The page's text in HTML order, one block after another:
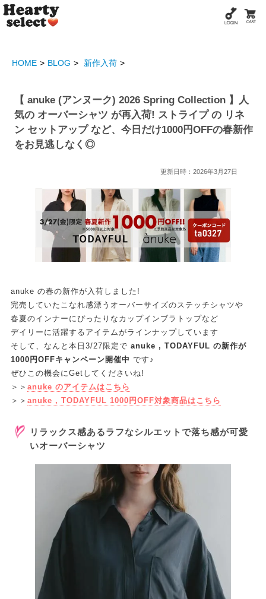
HOME BLOG 新作入荷
【 anuke (アンヌーク) 2026 Spring Collection 】人
気の オーバーシャツ が再入荷! ストライプ の リネ
ン セットアップ など、今日だけ1000円OFFの春新作
をお見逃しなく◎
更新日時：2026年3月27日
anuke の春の新作が入荷しました!
完売していたこなれ感漂うオーバーサイズのステッチシャツや
春夏のインナーにぴったりなカップインブラトップなど
デイリーに活躍するアイテムがラインナップしています
そして、なんと本日3/27限定で anuke , TODAYFUL の新作が
1000円OFFキャンペーン開催中 です♪
ぜひこの機会にGetしてくださいね!
＞＞ anuke のアイテムはこちら
＞＞ anuke , TODAYFUL 1000円OFF対象商品はこちら
リラックス感あるラフなシルエットで落ち感が可愛
いオーバーシャツ